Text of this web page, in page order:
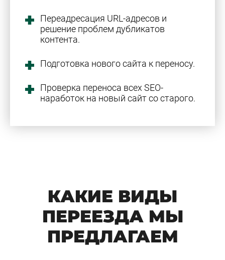
Переадресация URL-адресов и
решение проблем дубликатов
контента.
Подготовка нового сайта к переносу.
Проверка переноса всех SEO-
наработок на новый сайт со старого.
КАКИЕ ВИДЫ
ПЕРЕЕЗДА МЫ
ПРЕДЛАГАЕМ